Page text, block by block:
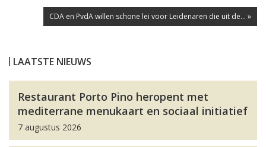
CDA en PvdA willen schone lei voor Leidenaren die uit de... »
LAATSTE NIEUWS
Restaurant Porto Pino heropent met
mediterrane menukaart en sociaal initiatief
7 augustus 2026